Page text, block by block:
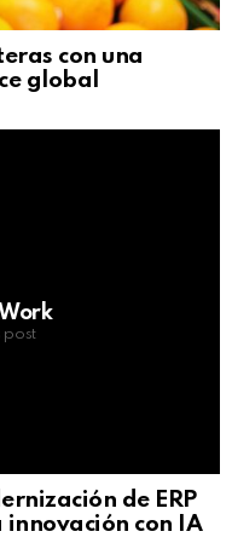
con una
global
post
de ERP
con IA